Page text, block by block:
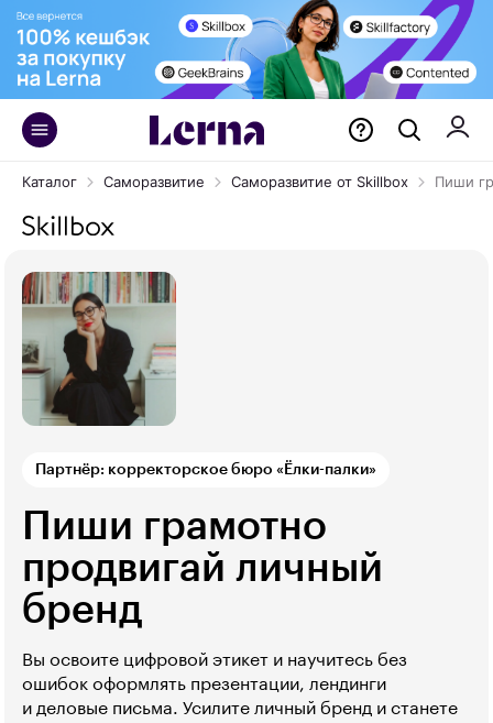
Каталог Саморазвитие Саморазвитие от Skillbox Пиши
Партнёр: корректорское бюро «Ёлки-палки»
Пиши грамотно 
продвигай личный
бренд
Вы освоите цифровой этикет и научитесь без
ошибок оформлять презентации, лендинги
и деловые письма. Усилите личный бренд и станете